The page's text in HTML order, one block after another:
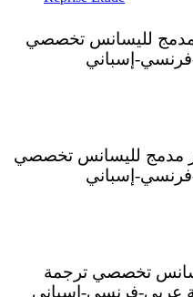
مدمج لليسانس تخصصي
إسباني
مدمج لليسانس تخصصي
إسباني
تخصصي ترجمة
عربي-فرنسي-إسباني